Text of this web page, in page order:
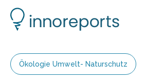
Ökologie Umwelt- Naturschutz